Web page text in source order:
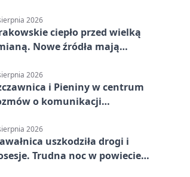
2026
ciepło przed wielką
Nowe źródła mają
2026
i Pieniny w centrum
o komunikacji
2026
uszkodziła drogi i
Trudna noc w powiecie